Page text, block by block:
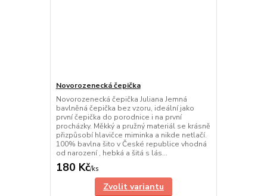
Novorozenecká čepička
Novorozenecká čepička Juliana Jemná
bavlněná čepička bez vzoru, ideální jako
první čepička do porodnice i na první
procházky. Měkký a pružný materiál se krásně
přizpůsobí hlavičce miminka a nikde netlačí.
100% bavlna šito v České republice vhodná
od narození , hebká a šitá s lás...
180 Kč/ks
Zvolit variantu